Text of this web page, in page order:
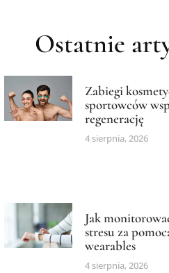
Ostatnie
Zabiegi
sportowców
regenerację
4 sierpnia, 2026
Jak
stresu za
wearables
4 sierpnia, 2026